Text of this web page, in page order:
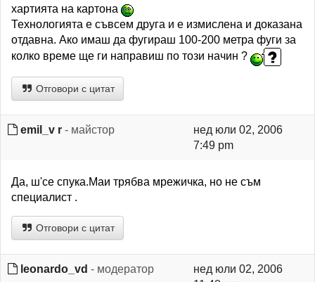
хартията на картона
Технологията е съвсем друга и е измислена и доказана
отдавна. Ако имаш да фугираш 100-200 метра фуги за
колко време ще ги направиш по този начин ?
Отговори с цитат
emil_v r - майстор
нед юли 02, 2006
7:49 pm
Да, ш'се спука.Маи трябва мрежичка, но не съм
специалист .
Отговори с цитат
leonardo_vd - модератор
нед юли 02, 2006